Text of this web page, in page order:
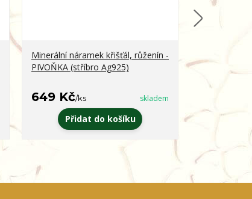
Minerální náramek křišťál, růženín -
PIVOŇKA (stříbro Ag925)
649 Kč/ks skladem
Přidat do košíku
obsidián -